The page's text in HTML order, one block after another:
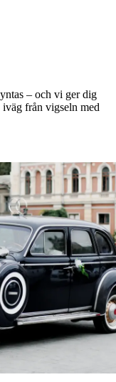
– och vi ger dig
från vigseln med